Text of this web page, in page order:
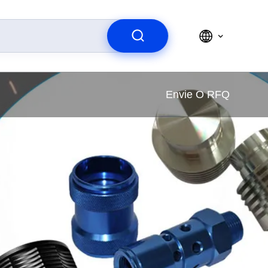
Envie O RFQ